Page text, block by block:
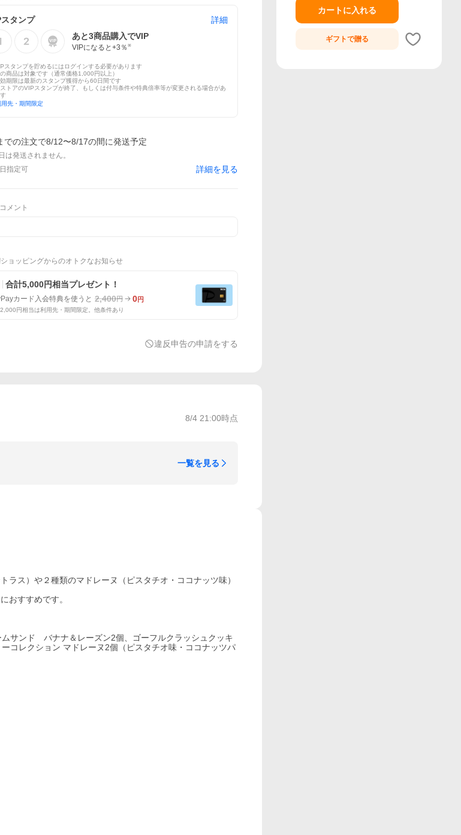
タンプ
詳細
あと3商品購入でVIP
VIPになると+3 ％ ※
スタンプを貯めるにはログインする必要があります
の商品は対象です（通常価格1,000円以上）
効期限は最新のスタンプ獲得から60日間です
ストアのVIPスタンプが終了、もしくは付与条件や特典倍率等が変更される場合があ
用先・期間限定
での注文で8/12〜8/17の間に発送予定
は発送されません。
指定可
詳細を見る
メント
ョッピングからのオトクなお知らせ
合計5,000円相当プレゼント！
カード入会特典を使うと 2,400円 0円
2,000円相当は利用先・期間限定。他条件あり
違反申告の申請をする
8/4 21:00時点
一覧を見る
ス）や２種類のマドレーヌ（ピスタチオ・ココナッツ味）
おすすめです。
サンド バナナ＆レーズン2個、ゴーフルクラッシュクッキ
コレクション マドレーヌ2個（ピスタチオ味・ココナッツパ
カートに入れる
ギフトで贈る